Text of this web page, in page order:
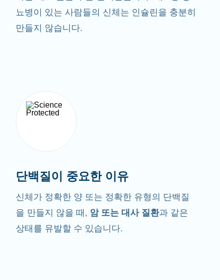
뇨병이 있는 사람들의 신체는 인슐린을 충분히
만들지 않습니다.
단백질이 중요한 이유
신체가 정확한 양 또는 정확한 유형의 단백질
을 만들지 않을 때, 암 또는 대사 질환과 같은
상태를 유발할 수 있습니다.